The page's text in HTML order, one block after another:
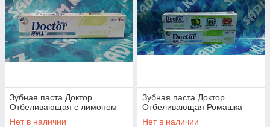
Зубная паста Доктор
Отбеливающая с лимоном
Нет в наличии
Зубная паста Доктор
Отбеливающая Ромашка
Нет в наличии